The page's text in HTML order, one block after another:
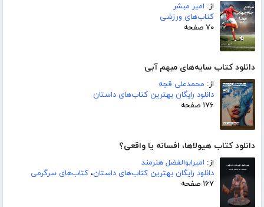
از: امیر مبشر
کتاب‌های ورزشی
۷۰ صفحه
دانلود کتاب سایه‌های مبهم آبی
از: محمدعلی قجه
دانلود رایگان بهترین کتاب‌های داستان
۱۷۶ صفحه
دانلود کتاب هیولاها، افسانه یا واقعی؟
از: امیرابوالفضل هنرمند
دانلود رایگان بهترین کتاب‌های داستان، کتاب‌های سرگرمی
۱۶۷ صفحه